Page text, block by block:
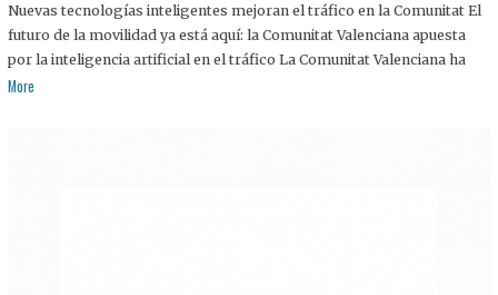
Nuevas tecnologías inteligentes mejoran el tráfico en la Comunitat El
futuro de la movilidad ya está aquí: la Comunitat Valenciana apuesta
por la inteligencia artificial en el tráfico La Comunitat Valenciana ha
More